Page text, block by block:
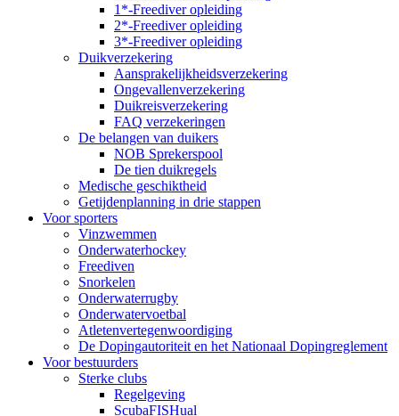
1*-Freediver opleiding
2*-Freediver opleiding
3*-Freediver opleiding
Duikverzekering
Aansprakelijkheidsverzekering
Ongevallenverzekering
Duikreisverzekering
FAQ verzekeringen
De belangen van duikers
NOB Sprekerspool
De tien duikregels
Medische geschiktheid
Getijdenplanning in drie stappen
Voor sporters
Vinzwemmen
Onderwaterhockey
Freediven
Snorkelen
Onderwaterrugby
Onderwatervoetbal
Atletenvertegenwoordiging
De Dopingautoriteit en het Nationaal Dopingreglement
Voor bestuurders
Sterke clubs
Regelgeving
ScubaFISHual